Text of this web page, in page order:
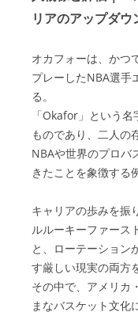
リアのアップダウ
オカフォーは、かつ
プレーしたNBA選手
る。
「Okafor」という
ものであり、二人の
NBAや世界のプロバ
きたことを象徴する
キャリアの歩みを振
ルルーキーファース
と、ローテーション
す厳しい現実の両方
その中で、アメリカ
まなバスケット文化